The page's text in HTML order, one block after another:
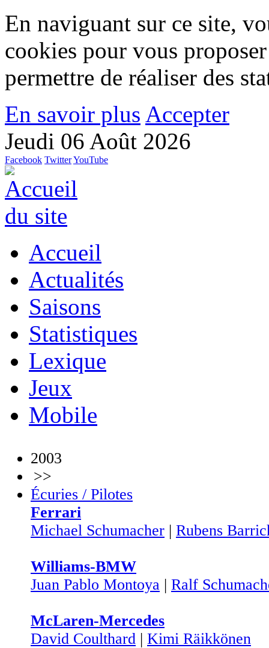
En naviguant sur ce site,
cookies pour vous
permettre de réaliser des
En savoir plus Accepter
Jeudi 06 Août 2026
Facebook TwitterYouTube
Accueil
Actualités
Saisons
Statistiques
Lexique
Jeux
Mobile
2003
>>
Écuries / Pilotes
Ferrari
Michael Schumacher | Rubens
Williams-BMW
Juan Pablo Montoya | Ralf
McLaren-Mercedes
David Coulthard | Kimi Räikkönen